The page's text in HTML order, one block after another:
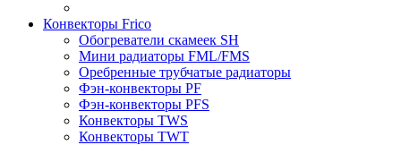
Конвекторы Frico
Обогреватели скамеек SH
Мини радиаторы FML/FMS
Оребренные трубчатые радиаторы
Фэн-конвекторы PF
Фэн-конвекторы PFS
Конвекторы TWS
Конвекторы TWT